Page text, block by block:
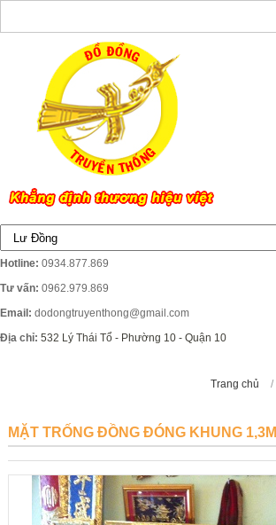
Hotline: 0934.877.869
Tư vấn: 0962.979.869
Email: dodongtruyenthong@gmail.com
Địa chỉ: 532 Lý Thái Tổ - Phường 10 - Quận 10
Trang chủ /
MẶT TRỐNG ĐỒNG ĐÓNG KHUNG 1,3M